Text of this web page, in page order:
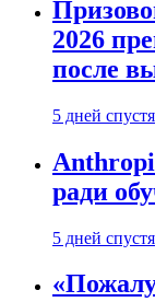
2026
после
5 дней спустя
ради
5 дней спустя